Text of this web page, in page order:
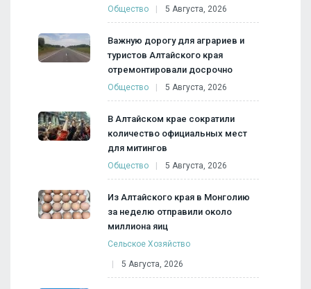
Общество 5 Августа, 2026
Важную дорогу для аграриев и
туристов Алтайского края
отремонтировали досрочно
Общество 5 Августа, 2026
В Алтайском крае сократили
количество официальных мест
для митингов
Общество 5 Августа, 2026
Из Алтайского края в Монголию
за неделю отправили около
миллиона яиц
Сельское Хозяйство
5 Августа, 2026